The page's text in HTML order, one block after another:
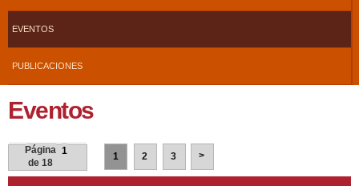
EVENTOS
PUBLICACIONES
Eventos
Páginas
Página 1
de 18
Páginas
1 2 3 >